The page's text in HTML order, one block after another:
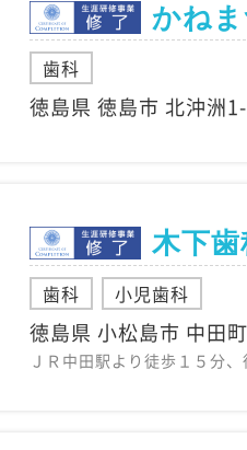
かね
歯科
徳島県 徳島市 北沖洲
木下
歯科 小児歯科
徳島県 小松島市 中田
ＪＲ中田駅より徒歩１５分